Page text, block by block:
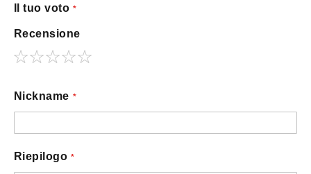
Il tuo voto
Recensione
star
stars
stars
stars
stars
Nickname
Riepilogo